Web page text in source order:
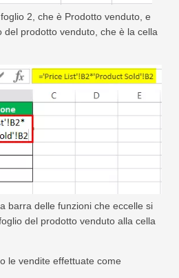
2, che è Prodotto venduto, e
del prodotto venduto, che è la cella
barra delle funzioni che eccelle si
del prodotto venduto alla cella
le vendite effettuate come